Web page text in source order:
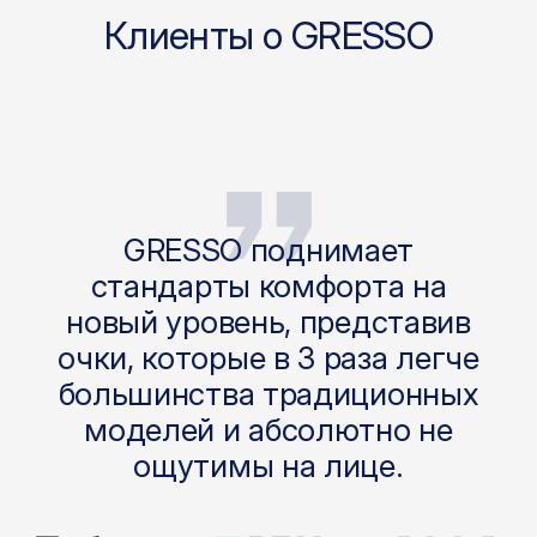
Клиенты о GRESSO
GRESSO поднимает
стандарты комфорта на
новый уровень, представив
очки, которые в 3 раза легче
большинства традиционных
моделей и абсолютно не
ощутимы на лице.